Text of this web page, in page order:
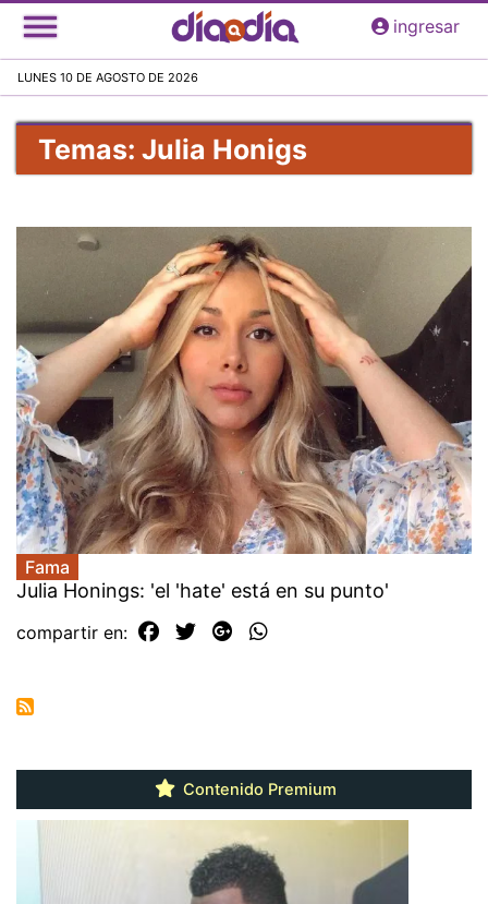
Pasar
al
principal
ingresar
LUNES 10 DE AGOSTO DE 2026
Temas: Julia Honigs
Fama
Julia Honings: 'el 'hate' está en su punto'
compartir en:
Contenido Premium